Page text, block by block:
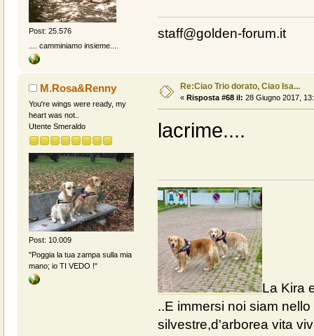
Post: 25.576
.... camminiamo insieme....
staff@golden-forum.it
M.Rosa&Renny
You're wings were ready, my
heart was not..
Utente Smeraldo
Post: 10.009
"Poggia la tua zampa sulla mia
mano; io TI VEDO !"
Re:Ciao Trio dorato, Ciao Isa...
« Risposta #68 il: 28 Giugno 2017,
lacrime....
La Kira
..E immersi noi siam nello
silvestre,d'arborea vita